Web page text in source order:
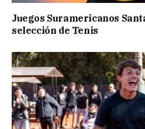
Juegos Suramericanos
selección de Tenis